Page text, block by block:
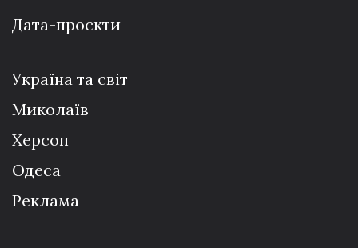
Дата-проєкти
Україна та світ
Миколаїв
Херсон
Одеса
Реклама